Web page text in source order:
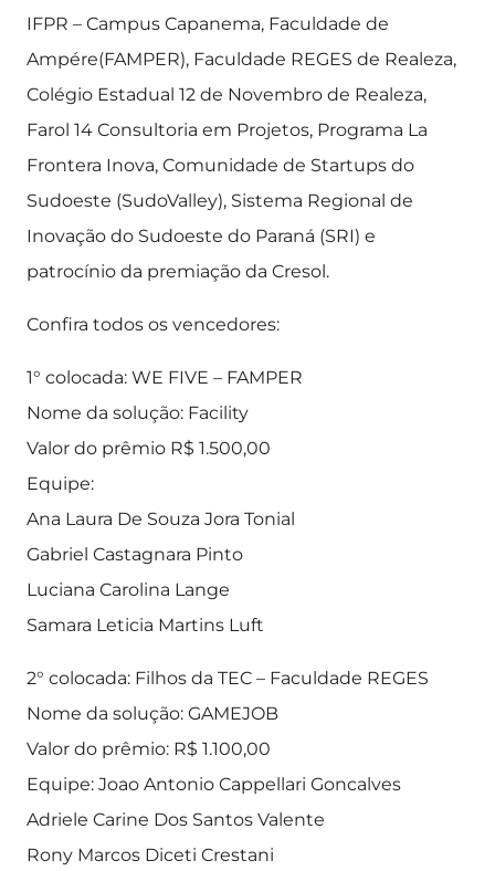
IFPR – Campus Capanema, Faculdade de
Ampére(FAMPER), Faculdade REGES de Realeza,
Colégio Estadual 12 de Novembro de Realeza,
Farol 14 Consultoria em Projetos, Programa La
Frontera Inova, Comunidade de Startups do
Sudoeste (SudoValley), Sistema Regional de
Inovação do Sudoeste do Paraná (SRI) e
patrocínio da premiação da Cresol.
Confira todos os vencedores:
1° colocada: WE FIVE – FAMPER
Nome da solução: Facility
Valor do prêmio R$ 1.500,00
Equipe:
Ana Laura De Souza Jora Tonial
Gabriel Castagnara Pinto
Luciana Carolina Lange
Samara Leticia Martins Luft
2° colocada: Filhos da TEC – Faculdade REGES
Nome da solução: GAMEJOB
Valor do prêmio: R$ 1.100,00
Equipe: Joao Antonio Cappellari Goncalves
Adriele Carine Dos Santos Valente
Rony Marcos Diceti Crestani